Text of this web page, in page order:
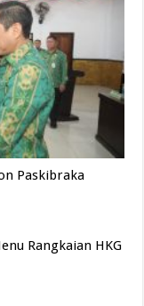
Paskibraka
Rangkaian HKG